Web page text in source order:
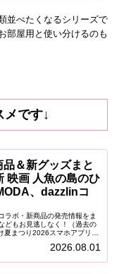
並べたくなるシリーズで
部屋用と使い分けるのも
メです↓
品＆新グッズまと
映画 人魚の島のひ
、dazzlinコ
ラボ・新商品の発売情報をま
どもお見逃しなく！（過去の
夏まつり2026スマホアプリ
2026.08.01